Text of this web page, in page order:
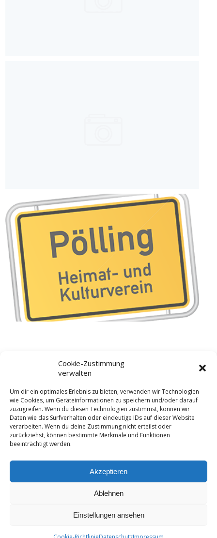
Cookie-Zustimmung
verwalten
Um dir ein optimales Erlebnis zu bieten, verwenden wir Technologien
wie Cookies, um Geräteinformationen zu speichern und/oder darauf
zuzugreifen. Wenn du diesen Technologien zustimmst, können wir
Daten wie das Surfverhalten oder eindeutige IDs auf dieser Website
verarbeiten. Wenn du deine Zustimmung nicht erteilst oder
zurückziehst, können bestimmte Merkmale und Funktionen
beeinträchtigt werden.
Akzeptieren
Ablehnen
Einstellungen ansehen
Pöllinger Heimat- und Kulturverein Ⓒ 2026 -Impressum -
Datenschutzerklärung-Cookie-Richtlinie (EU)-
Haftungsausschluss -AGB
Downloads
Satzung Terminkalender